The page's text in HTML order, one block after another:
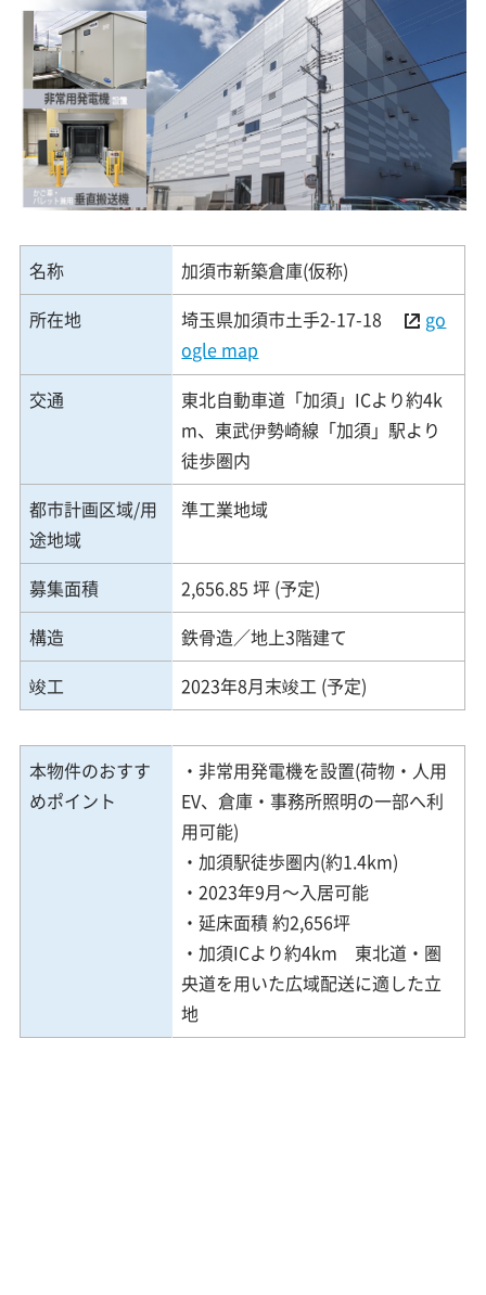
名称
加須市新築倉庫(仮称)
所在地
埼玉県加須市土手2-17-18
go
ogle map
交通
東北自動車道「加須」ICより約4k
m、東武伊勢崎線「加須」駅より
徒歩圏内
都市計画区域/用
途地域
準工業地域
募集面積
2,656.85 坪 (予定)
構造
鉄骨造／地上3階建て
竣工
2023年8月末竣工 (予定)
本物件のおすす
めポイント
・非常用発電機を設置(荷物・人用
EV、倉庫・事務所照明の一部へ利
用可能)
・加須駅徒歩圏内(約1.4km)
・2023年9月～入居可能
・延床面積 約2,656坪
・加須ICより約4km 東北道・圏
央道を用いた広域配送に適した立
地